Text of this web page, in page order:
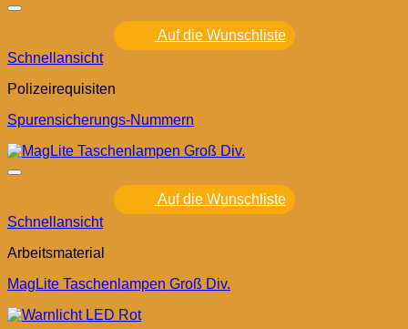
Auf die Wunschliste
Schnellansicht
Polizeirequisiten
Spurensicherungs-Nummern
Auf die Wunschliste
Schnellansicht
Arbeitsmaterial
MagLite Taschenlampen Groß Div.